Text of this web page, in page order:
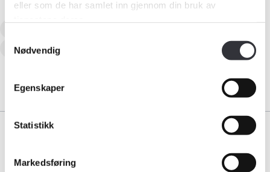
eller som de har samlet inn gjennom din bruk av
Nødvendig
Egenskaper
Statistikk
Markedsføring
Kurs og konferanser
Kompetanse
Bli medlem
Naturskadetaksering (NP)